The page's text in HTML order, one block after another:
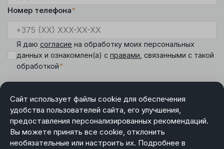
Сайт использует файлы cookie для обеспечения
удобства пользователей сайта, его улучшения,
предоставления персонализированных рекомендаций.
Вы можете принять все cookie, отклонить
необязательные или настроить их. Подробнее в
Номер телефона*
Я даю согласие на обработку моих персональных
данных и ознакомлен(а) с правами , связанными с такой
обработкой*
DIAMANTE
Режим работы менеджера интернет-магазина:
пн-чт 9.00-18.00, пт 9.00-17.00, сб-вс выходной.